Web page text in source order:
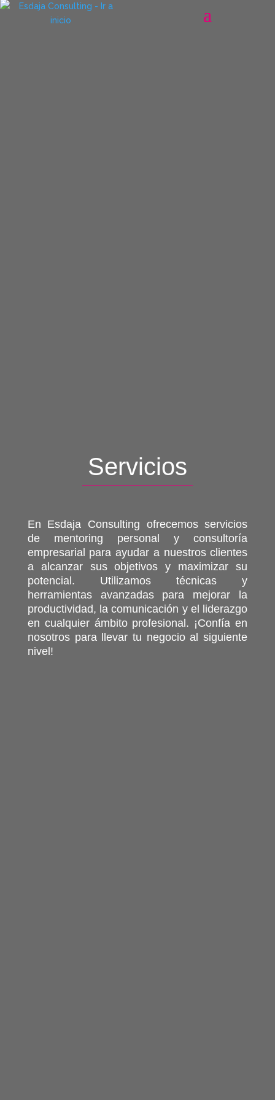
Servicios
En Esdaja Consulting ofrecemos servicios
de mentoring personal y consultoría
empresarial para ayudar a nuestros clientes
a alcanzar sus objetivos y maximizar su
potencial. Utilizamos técnicas y
herramientas avanzadas para mejorar la
productividad, la comunicación y el liderazgo
en cualquier ámbito profesional. ¡Confía en
nosotros para llevar tu negocio al siguiente
nivel!